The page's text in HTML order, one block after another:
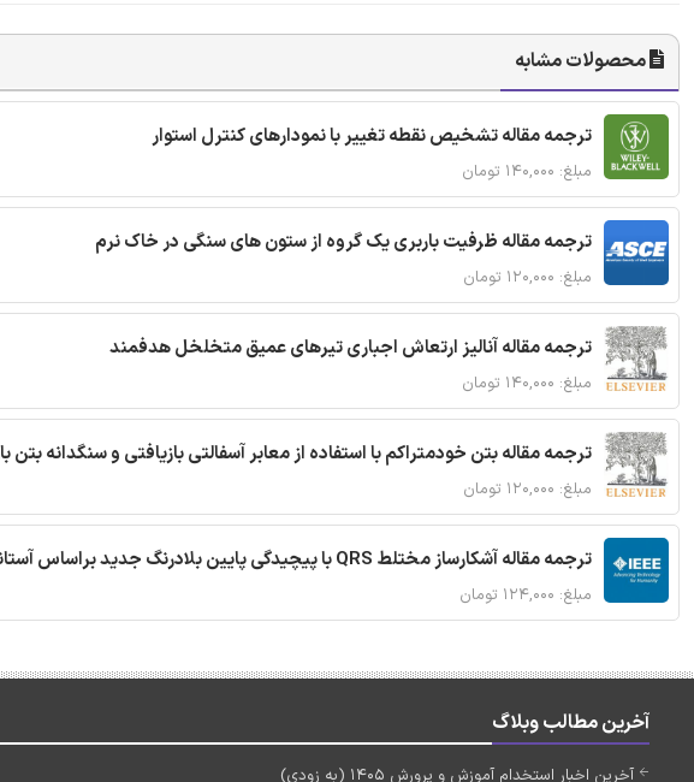
محصولات مشابه
ترجمه مقاله تشخیص نقطه تغییر با نمودارهای کنترل استوار
مبلغ: ۱۴۰,۰۰۰ تومان
ترجمه مقاله ظرفیت باربری یک گروه از ستون های سنگی در خاک نرم
مبلغ: ۱۲۰,۰۰۰ تومان
ترجمه مقاله آنالیز ارتعاش اجباری تیرهای عمیق متخلخل هدفمند
مبلغ: ۱۴۰,۰۰۰ تومان
ترجمه مقاله بتن خودمتراکم با استفاده از معابر آسفالتی بازیافتی و سنگدانه بتن
مبلغ: ۱۲۰,۰۰۰ تومان
ترجمه مقاله آشکارساز مختلط QRS با پیچیدگی پایین بلادرنگ جدید براساس آستانه گذاری تطبیقی
مبلغ: ۱۲۴,۰۰۰ تومان
آخرین مطالب وبلاگ
آخرین اخبار استخدام آموزش و پرورش 1405 (به زودی)